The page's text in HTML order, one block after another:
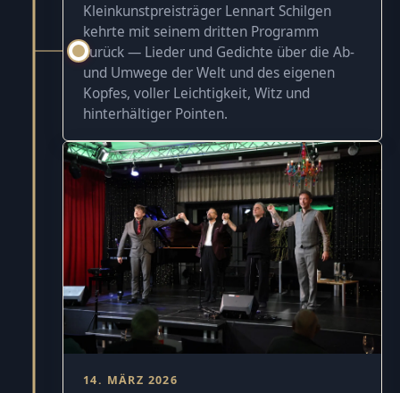
Kleinkunstpreisträger Lennart Schilgen
kehrte mit seinem dritten Programm
zurück — Lieder und Gedichte über die Ab-
und Umwege der Welt und des eigenen
Kopfes, voller Leichtigkeit, Witz und
hinterhältiger Pointen.
14. MÄRZ 2026